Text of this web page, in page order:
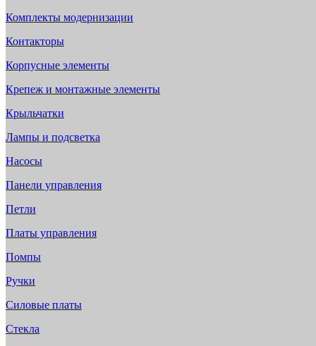
Комплекты модернизации
Контакторы
Корпусные элементы
Крепеж и монтажные элементы
Крыльчатки
Лампы и подсветка
Насосы
Панели управления
Петли
Платы управления
Помпы
Ручки
Силовые платы
Стекла